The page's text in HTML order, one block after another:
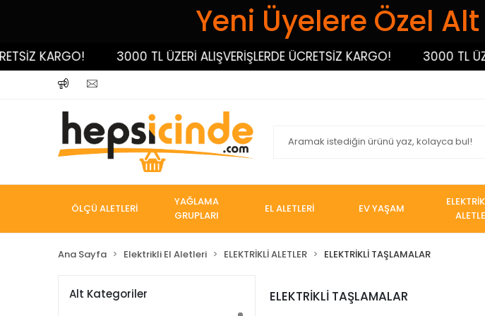
Yeni Üyelere Özel
KARGO! 3000 TL ÜZERİ ALIŞVERİŞLERDE ÜCRETSİZ KARGO! 3000 TL
ÖLÇÜ ALETLERİ
YAĞLAMA
GRUPLARI
EL ALETLERİ EV YAŞAM
Ana Sayfa Elektrikli El Aletleri ELEKTRİKLİ ALETLER ELEKTRİKLİ TAŞLAMALAR
Alt Kategoriler ELEKTRİKLİ TAŞLAMALAR